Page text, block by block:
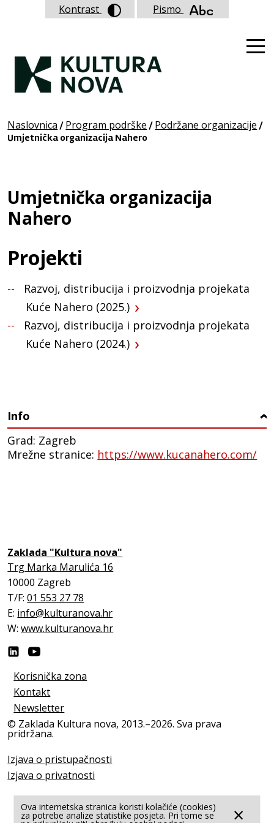
Naslovnica / Program podrške / Podržane organizacije /
Umjetnička organizacija Nahero
Umjetnička organizacija
Nahero
Projekti
Razvoj, distribucija i proizvodnja projekata
Kuće Nahero (2025.)
Razvoj, distribucija i proizvodnja projekata
Kuće Nahero (2024.)
Info ›
Grad: Zagreb
Mrežne stranice: https://www.kucanahero.com/
Zaklada "Kultura nova"
Trg Marka Marulića 16
10000 Zagreb
T/F:01 553 27 78
E: info@kulturanova.hr
W:www.kulturanova.hr
Korisnička zona
Kontakt
Newsletter
© Zaklada Kultura nova, 2013.–2026. Sva prava
pridržana.
Izjava o pristupačnosti
Izjava o privatnosti
×
Ova internetska stranica koristi kolačiće (cookies)
za potrebe analize statistike posjeta. Pri tome se
Kontrast Pismo